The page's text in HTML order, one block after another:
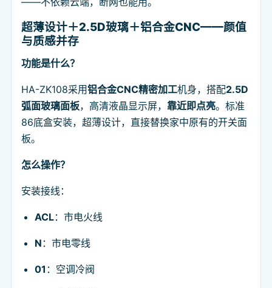
超薄设计＋2.5D玻璃＋铝合金CNC——颜值
与质感并存
功能是什么？
HA-ZK108采用铝合金CNC精密加工机身，搭配2.5D
弧面玻璃面板，高清液晶显示屏， 靠近即点亮。标准
86底盒安装，超薄设计，直接替换家中原有的开关面
板。
怎么操作？
安装接线：
ACL：市电火线
N ：市电零线
01 ：空调冷阀